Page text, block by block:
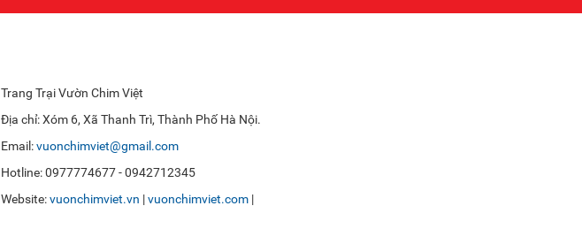
Trang Trại Vườn Chim Việt
Địa chỉ: Xóm 6, Xã Thanh Trì, Thành Phố Hà Nội.
Email:vuonchimviet@gmail.com
Hotline: 0977774677 - 0942712345
Website:vuonchimviet.vn |vuonchimviet.com |